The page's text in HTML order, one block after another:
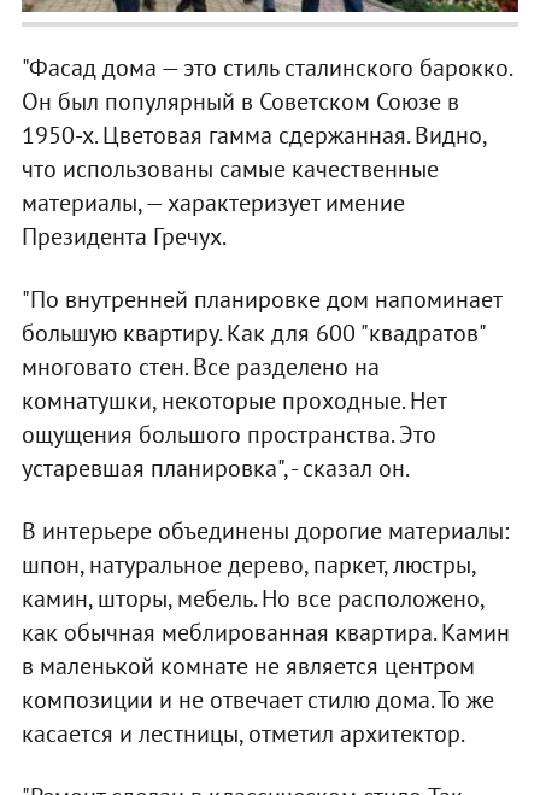
"Фасад дома — это стиль сталинского барокко.
Он был популярный в Советском Союзе в
1950-х. Цветовая гамма сдержанная. Видно,
что использованы самые качественные
материалы, — характеризует имение
Президента Гречух.
"По внутренней планировке дом напоминает
большую квартиру. Как для 600 "квадратов"
многовато стен. Все разделено на
комнатушки, некоторые проходные. Нет
ощущения большого пространства. Это
устаревшая планировка", - сказал он.
В интерьере объединены дорогие материалы:
шпон, натуральное дерево, паркет, люстры,
камин, шторы, мебель. Но все расположено,
как обычная меблированная квартира. Камин
в маленькой комнате не является центром
композиции и не отвечает стилю дома. То же
касается и лестницы, отметил архитектор.